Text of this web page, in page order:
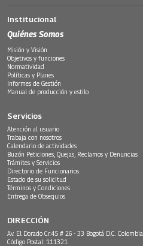
Institucional
Quiénes Somos
Misión y Visión
Objetivos y funciones
Normatividad
Políticas y Planes
Informes de Gestión
Manual de producción y estilo
Servicios
Atención al usuario
Trabaja con nosotros
Calendario de actividades
Buzón Peticiones, Quejas, Reclamos y Denuncias
Trámites y Servicios
Directorio de Funcionarios
Estado de su solicitud
Términos y Condiciones
Entrega de Obsequios
DIRECCIÓN
Av. El Dorado Cr.45 # 26 - 33 Bogotá D.C. Colombia.
Código Postal: 111321